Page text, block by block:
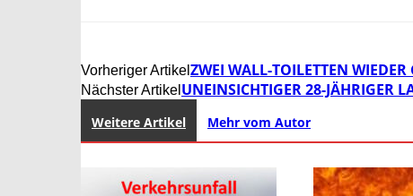
Vorheriger Artikel ZWEI WALL-TOILETTEN WIEDER
Nächster Artikel UNEINSICHTIGER 28-JÄHRIGER
Weitere Artikel Mehr vom Autor